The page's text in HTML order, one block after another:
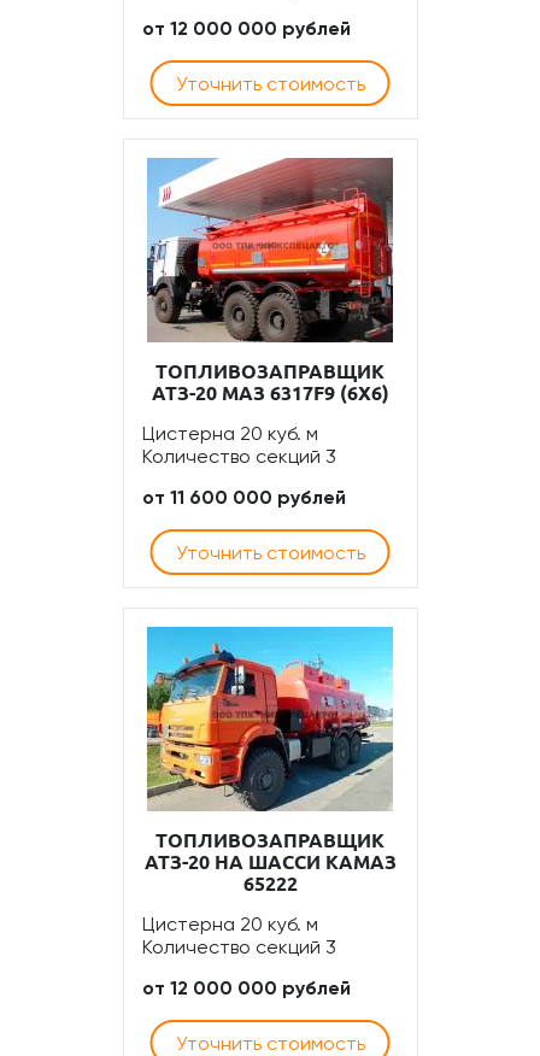
от 12 000 000 рублей
Уточнить стоимость
ТОПЛИВОЗАПРАВЩИК
АТЗ-20 МАЗ 6317F9 (6Х6)
Цистерна 20 куб. м
Количество секций 3
от 11 600 000 рублей
Уточнить стоимость
ТОПЛИВОЗАПРАВЩИК
АТЗ-20 НА ШАССИ КАМАЗ
65222
Цистерна 20 куб. м
Количество секций 3
от 12 000 000 рублей
Уточнить стоимость